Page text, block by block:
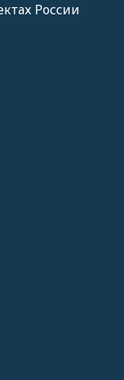
России